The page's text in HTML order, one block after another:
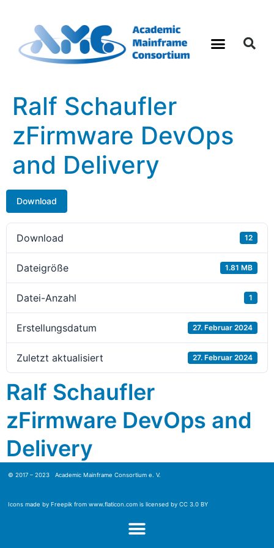
Ralf Schaufler
zFirmware DevOps
and Delivery
Download
Download 12
Dateigröße 1.81 MB
Datei-Anzahl 1
Erstellungsdatum 27. Februar 2024
Zuletzt aktualisiert 27. Februar 2024
Ralf Schaufler
zFirmware DevOps and
Delivery
© 2017 – 2023 Academic Mainframe Consortium e. V.
Icons made byFreepik fromwww.flaticon.com is licensed byCC 3.0 BY